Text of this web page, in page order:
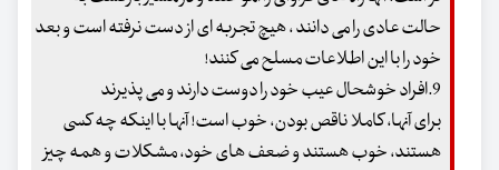
حالت عادی را می دانند ، هیچ تجربه ای از دست نرفته است و بعد
خود را با این اطلاعات مسلح می کنند!
9.افراد خوشحال عیب خود را دوست دارند و می پذیرند
برای آنها، کاملا ناقص بودن، خوب است! آنها با اینکه چه کسی
هستند، خوب هستند و ضعف های خود، مشکلات و همه چیز